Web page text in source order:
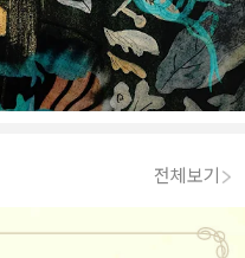
전체보기